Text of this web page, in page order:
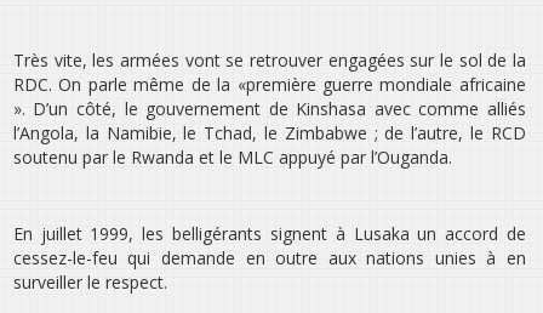
Très vite, les armées vont se retrouver engagées sur le sol de la
RDC. On parle même de la «première guerre mondiale africaine
». D’un côté, le gouvernement de Kinshasa avec comme alliés
l’Angola, la Namibie, le Tchad, le Zimbabwe ; de l’autre, le RCD
soutenu par le Rwanda et le MLC appuyé par l’Ouganda.
En juillet 1999, les belligérants signent à Lusaka un accord de
cessez-le-feu qui demande en outre aux nations unies à en
surveiller le respect.